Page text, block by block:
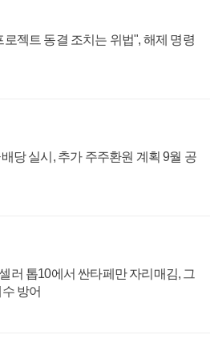
젝트 동결 조치는 위법", 해제 명령
당 실시, 추가 주주환원 계획 9월 공
러 톱10에서 싼타페만 자리매김, 그
방어